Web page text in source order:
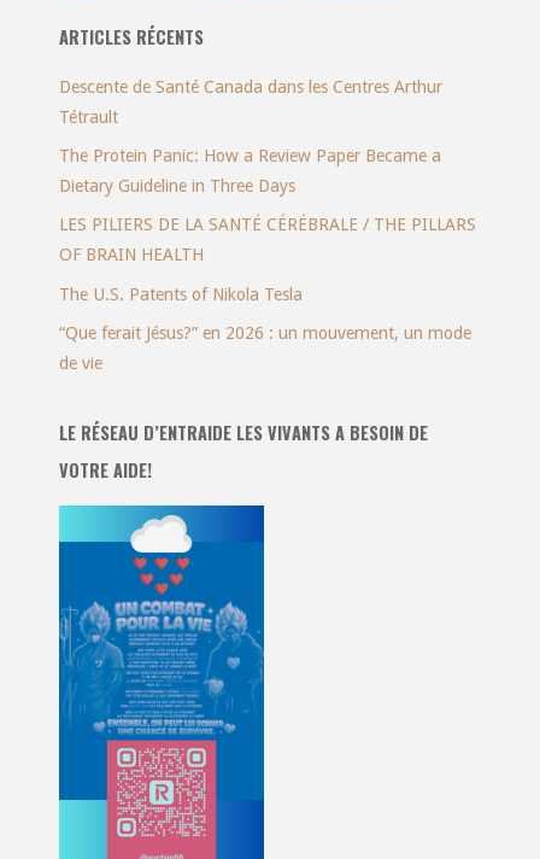
ARTICLES RÉCENTS
Descente de Santé Canada dans les Centres Arthur
Tétrault
The Protein Panic: How a Review Paper Became a
Dietary Guideline in Three Days
LES PILIERS DE LA SANTÉ CÉRÉBRALE / THE PILLARS
OF BRAIN HEALTH
The U.S. Patents of Nikola Tesla
“Que ferait Jésus?” en 2026 : un mouvement, un mode
de vie
LE RÉSEAU D’ENTRAIDE LES VIVANTS A BESOIN DE
VOTRE AIDE!